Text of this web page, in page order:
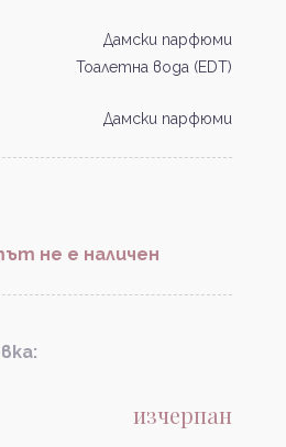
Дамски парфюми
Тоалетна вода (EDT)
Дамски парфюми
не е наличен
изчерпан